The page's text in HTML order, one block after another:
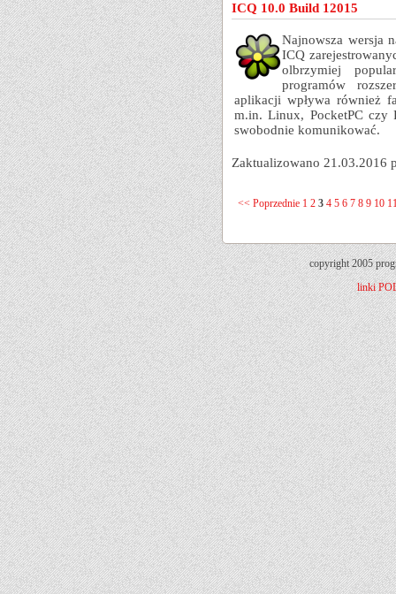
ICQ 10.0 Build 12015
Najnowsza wersja
ICQ
olbrzymiej
programów
aplikacji wpływa również
m.in. Linux, PocketPC czy
swobodnie komunikować.
Zaktualizowano 21.03.2016
<< Poprzednie 1 2 3 4 5 6 7 8 9 10
copyright 2005
linki